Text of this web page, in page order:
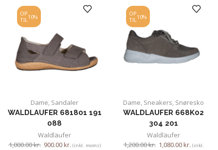
OP
TIL10%
Dame, Sandaler
WALDLAUFER 681801 191
088
Waldläufer
1,000.00kr. 900.00kr. (inkl. moms)
OP
TIL10%
Dame, Sneakers, Snøresko
WALDLAUFER 668K02
304 201
Waldläufer
1,200.00kr. 1,080.00kr. (inkl.